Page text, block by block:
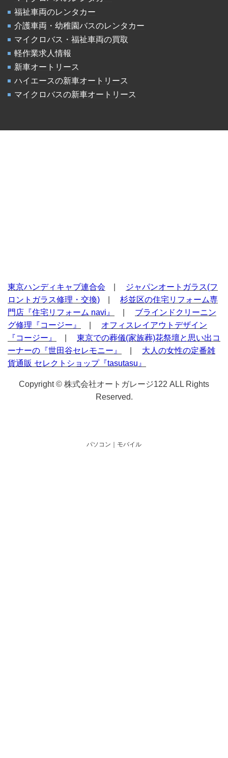
福祉車両のレンタカー
介護車両・幼稚園バスのレンタカー
マイクロバス・福祉車両の買取
軽作業求人情報
新車オートリース
ハイエースの新車オートリース
マイクロバスの新車オートリース
東京ハンディキャブ連合会
ジャパンオートガラス(フ
ロントガラス修理・交換)
杉並区の住宅リフォーム専
門店『住宅リフォーム navi』
ブラインドクリーニン
グ修理『コージー』
オフィスレイアウトデザイン
『コージー』
東京での葬儀(家族葬)花祭壇と思い出コ
ーナーの『世田谷セレモニー』
大人の女性の定番雑
貨通販 セレクトショップ『tasutasu』
Copyright © 株式会社オートガレージ122 ALL Rights
Reserved.
パソコン ｜モバイル